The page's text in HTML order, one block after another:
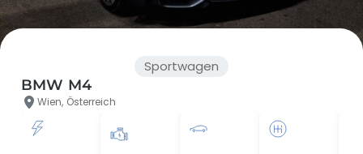
Sportwagen
BMW M4
Wien, Österreich